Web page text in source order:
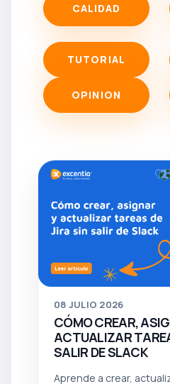
CALIDAD
TUTORIAL
OPINION
08 JULIO 2026
CÓMO CREAR,
ACTUALIZAR
SALIR DE SLACK
Aprende a crear,